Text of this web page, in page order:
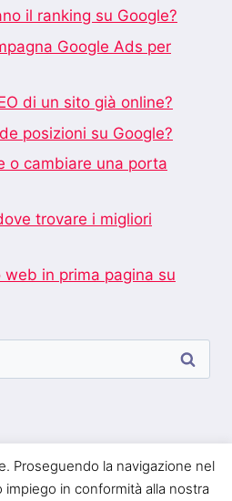
il ranking su Google?
Google Ads per
di un sito già online?
posizioni su Google?
o cambiare una porta
trovare i migliori
in prima pagina su
Proseguendo la navigazione nel
in conformità alla nostra